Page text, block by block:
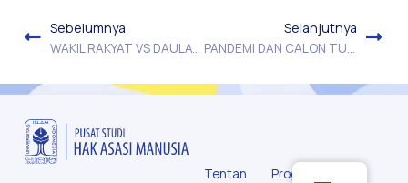
Sebelumnya
WAKIL RAKYAT VS DAULAT RAKYAT
Selanjutnya
PANDEMI DAN CALON TUNGGAL PEMILUKADA
Tentan Progra